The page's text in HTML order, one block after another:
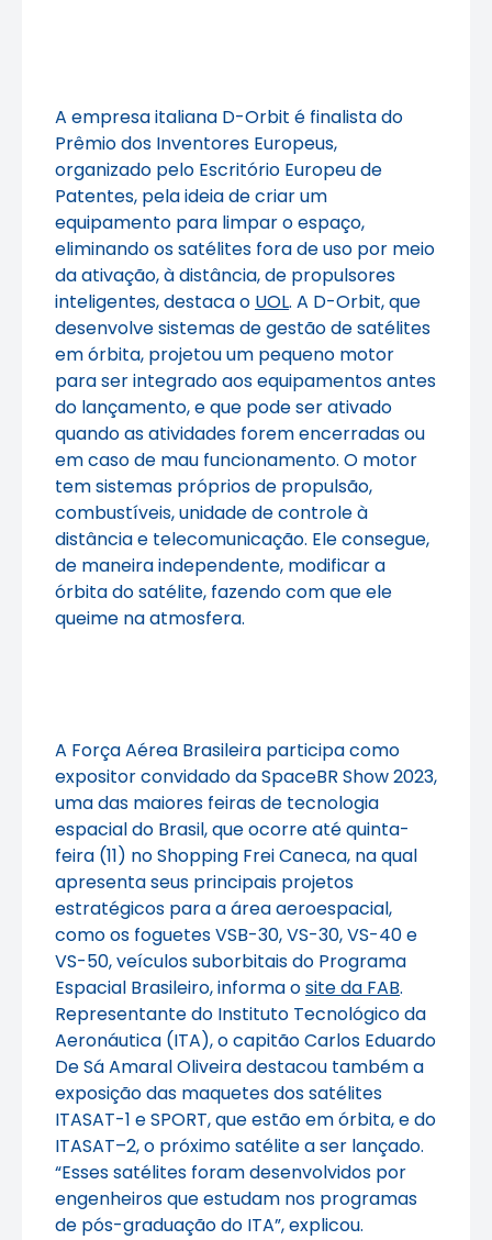
A empresa italiana D-Orbit é finalista do
Prêmio dos Inventores Europeus,
organizado pelo Escritório Europeu de
Patentes, pela ideia de criar um
equipamento para limpar o espaço,
eliminando os satélites fora de uso por meio
da ativação, à distância, de propulsores
inteligentes, destaca o UOL. A D-Orbit, que
desenvolve sistemas de gestão de satélites
em órbita, projetou um pequeno motor
para ser integrado aos equipamentos antes
do lançamento, e que pode ser ativado
quando as atividades forem encerradas ou
em caso de mau funcionamento. O motor
tem sistemas próprios de propulsão,
combustíveis, unidade de controle à
distância e telecomunicação. Ele consegue,
de maneira independente, modificar a
órbita do satélite, fazendo com que ele
queime na atmosfera.
A Força Aérea Brasileira participa como
expositor convidado da SpaceBR Show 2023,
uma das maiores feiras de tecnologia
espacial do Brasil, que ocorre até quinta-
feira (11) no Shopping Frei Caneca, na qual
apresenta seus principais projetos
estratégicos para a área aeroespacial,
como os foguetes VSB-30, VS-30, VS-40 e
VS-50, veículos suborbitais do Programa
Espacial Brasileiro, informa osite da FAB.
Representante do Instituto Tecnológico da
Aeronáutica (ITA), o capitão Carlos Eduardo
De Sá Amaral Oliveira destacou também a
exposição das maquetes dos satélites
ITASAT-1 e SPORT, que estão em órbita, e do
ITASAT–2, o próximo satélite a ser lançado.
“Esses satélites foram desenvolvidos por
engenheiros que estudam nos programas
de pós-graduação do ITA”, explicou.